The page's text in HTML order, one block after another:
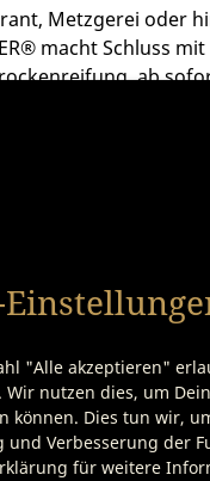
Metzgerei oder
macht Schluss
ab
beste
"Alle akzeptieren"
Wir nutzen dies, um
können. Dies tun wir,
und Verbesserung der
für weitere